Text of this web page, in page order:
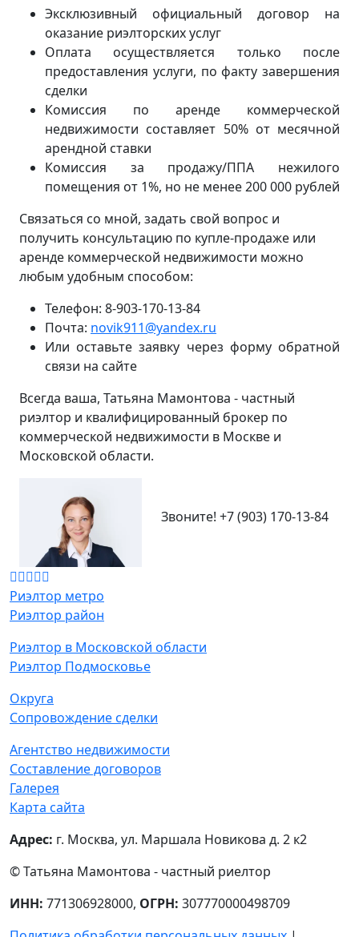
Эксклюзивный официальный договор на
оказание риэлторских услуг
Оплата осуществляется только после
предоставления услуги, по факту завершения
сделки
Комиссия по аренде коммерческой
недвижимости составляет 50% от месячной
арендной ставки
Комиссия за продажу/ППА нежилого
помещения от 1%, но не менее 200 000 рублей
Связаться со мной, задать свой вопрос и
получить консультацию по купле-продаже или
аренде коммерческой недвижимости можно
любым удобным способом:
Телефон: 8-903-170-13-84
Почта: novik911@yandex.ru
Или оставьте заявку через форму обратной
связи на сайте
Всегда ваша, Татьяна Мамонтова - частный
риэлтор и квалифицированный брокер по
коммерческой недвижимости в Москве и
Московской области.
Звоните! +7 (903) 170-13-84
Риэлтор метро
Риэлтор район
Риэлтор в Московской области
Риэлтор Подмосковье
Округа
Сопровождение сделки
Агентство недвижимости
Составление договоров
Галерея
Карта сайта
Адрес: г. Москва, ул. Маршала Новикова д. 2 к2
© Татьяна Мамонтова - частный риелтор
ИНН: 771306928000, ОГРН: 307770000498709